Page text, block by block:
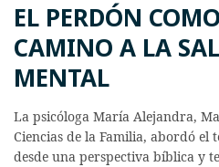
EL PERDÓN COMO
CAMINO A LA
MENTAL
La psicóloga María Alejandra,
Ciencias de la Familia, abordó el
desde una perspectiva bíblica y